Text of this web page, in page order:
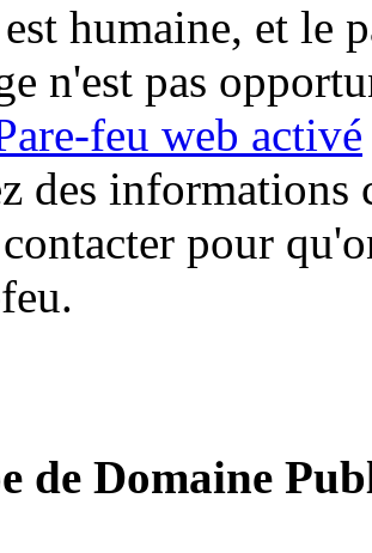
humaine, et le
n'est pas
feu web activé
des informations
pour
de Domaine